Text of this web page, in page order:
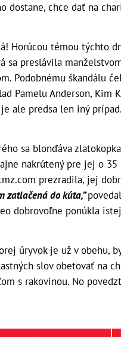
dostane, chce dať na
Horúcou témou týchto
sa preslávila
Podobnému škandálu
Pamelu Anderson, Kim
ale predsa len iný prípad.
sa blonďáva
nakrútený pre jej o
prezradila, jej
zatlačená do kúta,”
dobrovoľne ponúkla
úryvok je už v obehu,
slov obetovať na
s rakovinou. No